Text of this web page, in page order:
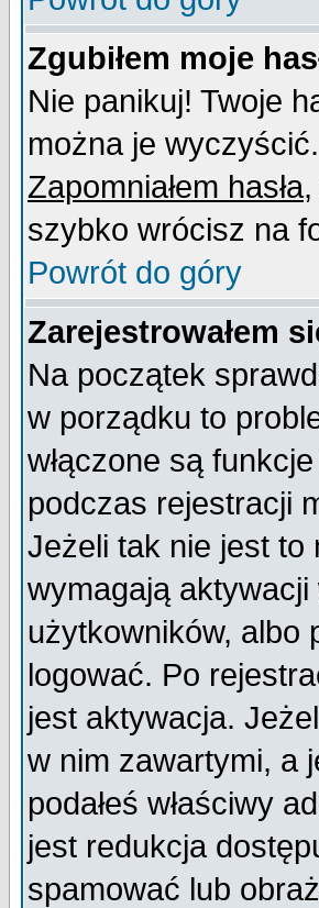
Zgubiłem moje
Nie panikuj! Twoje
można je
Zapomniałem hasła,
szybko wrócisz na
Powrót do góry
Zarejestrowałem
Na początek
w porządku to
włączone są
podczas rejestracji
Jeżeli tak nie jest to
wymagają
użytkowników, albo
logować. Po
jest aktywacja.
w nim zawartymi, a
podałeś właściwy
jest redukcja
spamować lub